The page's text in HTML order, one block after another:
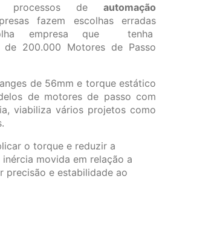
processos de automação
fazem escolhas erradas
empresa que tenha
de 200.000 Motores de Passo
de 56mm e torque estático
de motores de passo com
viabiliza vários projetos como
o torque e reduzir a
movida em relação a
precisão e estabilidade ao